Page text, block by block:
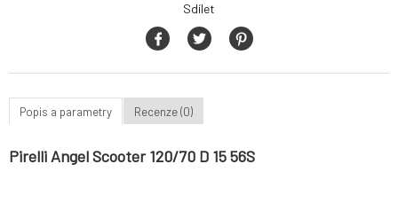
Sdílet
Popis a parametry Recenze (0)
Pirelli Angel Scooter 120/70 D 15 56S